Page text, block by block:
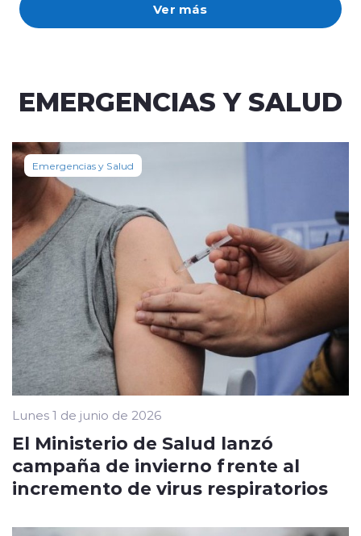
Ver más
EMERGENCIAS Y SALUD
Emergencias y Salud
Lunes 1 de junio de 2026
El Ministerio de Salud lanzó
campaña de invierno frente al
incremento de virus respiratorios